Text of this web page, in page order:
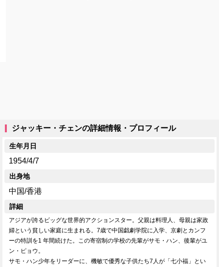
ジャッキー・チェンの詳細情報・プロフィール
生年月日
1954/4/7
出身地
中国/香港
詳細
アジアが誇るビッグな世界的アクションスター。父親は料理人、母親は家政
婦という貧しい家庭に生まれる。7歳で中国戯劇学院に入学、京劇とカンフ
ーの特訓を1 年間続けた。この寄宿制の学校の先輩がサモ・ハン、後輩がユ
ン・ピョウ。
サモ・ハン少年をリーダーに、機敏で優秀な子供たち7人が「七小福」とい